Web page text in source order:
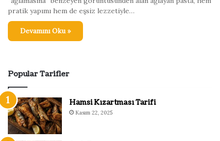
pratik yapımı hem de eşsiz lezzetiyle…
Devamını Oku »
Popular Tarifler
Hamsi Kızartması Tarifi
Kasım 22, 2025